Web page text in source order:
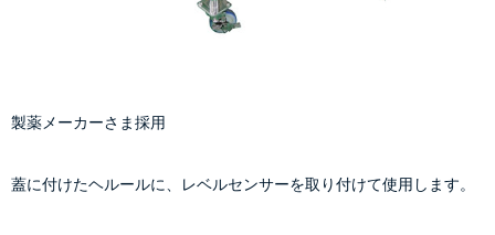
製薬メーカーさま採用
蓋に付けたヘルールに、レベルセンサーを取り付けて使用します。